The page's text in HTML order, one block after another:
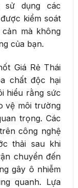
sử dụng các
kiểm soát
mà không
của bạn.
Giá Rẻ Thái
chất độc hại
hiểu rằng sức
vệ môi trường
trọng. Các
công nghệ
thải sau khi
chuyển đến
gây ô nhiễm
quanh. Lựa